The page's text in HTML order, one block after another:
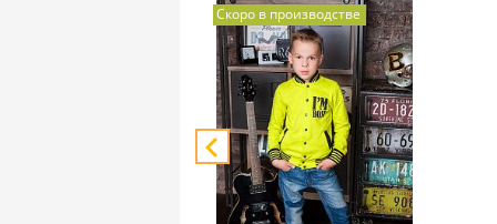
Скоро в производстве